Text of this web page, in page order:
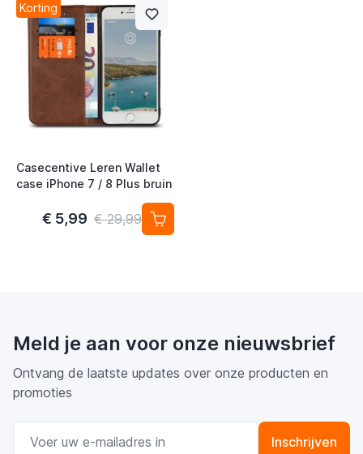
Korting
Casecentive Leren Wallet
case iPhone 7 / 8 Plus bruin
€ 5,99 € 29,99
Meld je aan voor onze nieuwsbrief
Ontvang de laatste updates over onze producten en
promoties
Inschrijven